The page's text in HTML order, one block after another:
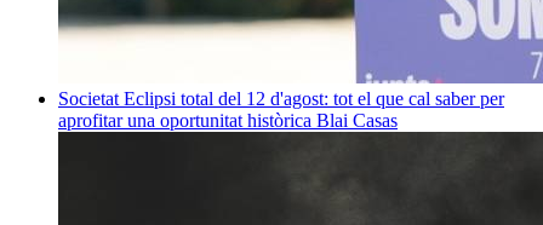
Societat Eclipsi total del 12 d'agost: tot el que cal saber per
aprofitar una oportunitat històrica Blai Casas